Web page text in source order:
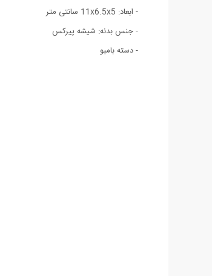
- ابعاد: 11x6.5x5 سانتی متر
- جنس بدنه: شیشه پیرکس
- دسته بامبو